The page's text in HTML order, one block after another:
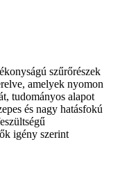
szűrőrészek
amelyek nyomon
tudományos alapot
és nagy hatásfokú
igény szerint